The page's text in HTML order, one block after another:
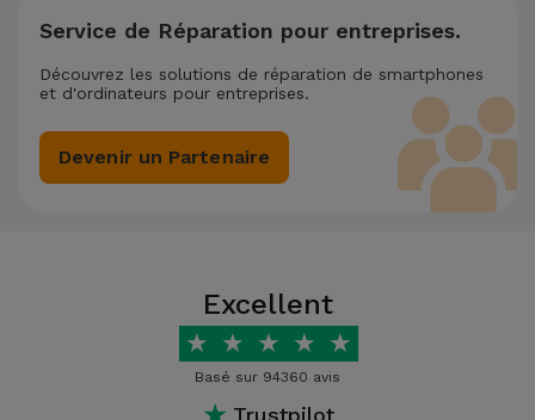
Service de Réparation pour entreprises.
Découvrez les solutions de réparation de smartphones
et d'ordinateurs pour entreprises.
Devenir un Partenaire
Excellent
★ ★ ★ ★ ★
Basé sur 94360 avis
Trustpilot